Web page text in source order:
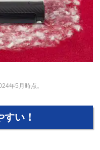
年5月時点。
い！